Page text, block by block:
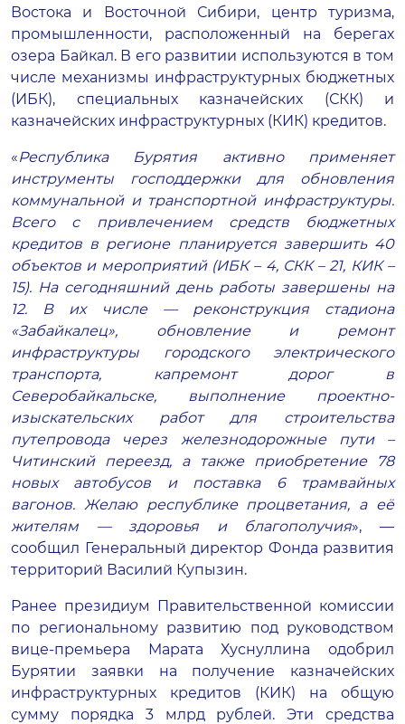
Востока и Восточной Сибири, центр туризма,
промышленности, расположенный на берегах
озера Байкал. В его развитии используются в том
числе механизмы инфраструктурных бюджетных
(ИБК), специальных казначейских (СКК) и
казначейских инфраструктурных (КИК) кредитов.
«Республика Бурятия активно применяет
инструменты господдержки для обновления
коммунальной и транспортной инфраструктуры.
Всего с привлечением средств бюджетных
кредитов в регионе планируется завершить 40
объектов и мероприятий (ИБК – 4, СКК – 21, КИК –
15). На сегодняшний день работы завершены на
12. В их числе — реконструкция стадиона
«Забайкалец», обновление и ремонт
инфраструктуры городского электрического
транспорта, капремонт дорог в
Северобайкальске, выполнение проектно-
изыскательских работ для строительства
путепровода через железнодорожные пути –
Читинский переезд, а также приобретение 78
новых автобусов и поставка 6 трамвайных
вагонов. Желаю республике процветания, а её
жителям — здоровья и благополучия», —
сообщил Генеральный директор Фонда развития
территорий Василий Купызин.
Ранее президиум Правительственной комиссии
по региональному развитию под руководством
вице-премьера Марата Хуснуллина одобрил
Бурятии заявки на получение казначейских
инфраструктурных кредитов (КИК) на общую
сумму порядка 3 млрд рублей. Эти средства